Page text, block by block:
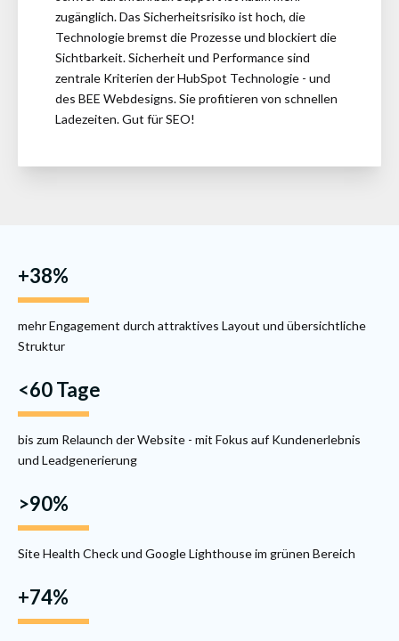
zugänglich. Das Sicherheitsrisiko ist hoch, die
Technologie bremst die Prozesse und blockiert die
Sichtbarkeit. Sicherheit und Performance sind
zentrale Kriterien der HubSpot Technologie - und
des BEE Webdesigns. Sie profitieren von schnellen
Ladezeiten. Gut für SEO!
+38%
mehr Engagement durch attraktives Layout und übersichtliche
Struktur
<60 Tage
bis zum Relaunch der Website - mit Fokus auf Kundenerlebnis
und Leadgenerierung
>90%
Site Health Check und Google Lighthouse im grünen Bereich
+74%